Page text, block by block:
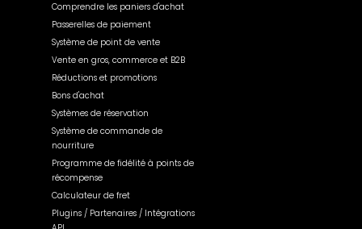
Comprendre les paniers d'achat
Passerelles de paiement
Système de point de vente
Vente en gros, commerce et B2B
Réductions et promotions
Bons d'achat
Systèmes de réservation
Système de commande de
nourriture
Programme de fidélité à points de
récompense
Calculateur de fret
Plugins / Partenaires / Intégrations